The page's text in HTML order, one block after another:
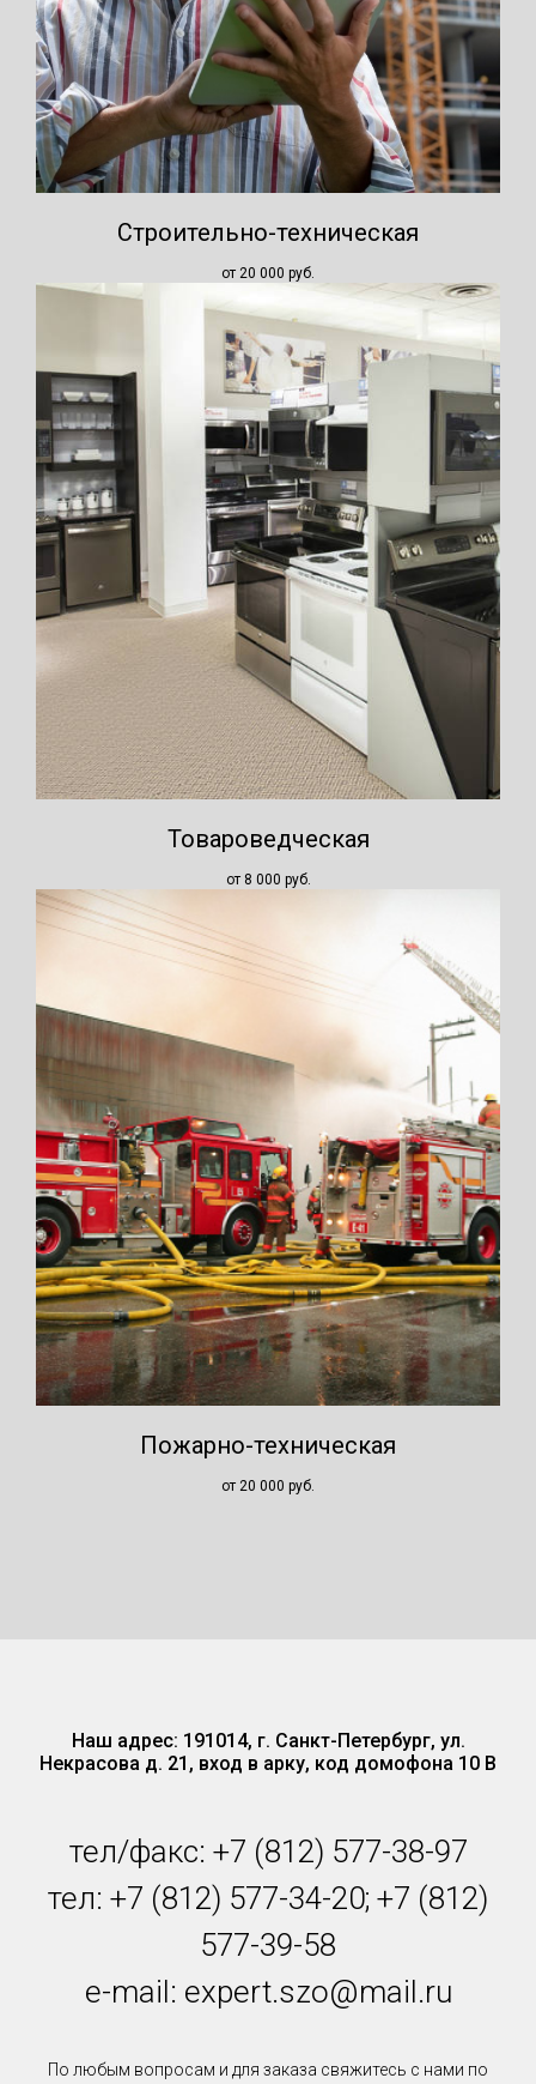
Строительно-техническая
от 20 000 руб.
Товароведческая
от 8 000 руб.
Пожарно-техническая
от 20 000 руб.
Наш адрес: 191014, г. Санкт-Петербург, ул.
Некрасова д. 21, вход в арку, код домофона 10 В
тел/факс: +7 (812) 577-38-97
тел: +7 (812) 577-34-20; +7 (812)
577-39-58
e-mail: expert.szo@mail.ru
По любым вопросам и для заказа свяжитесь с нами по